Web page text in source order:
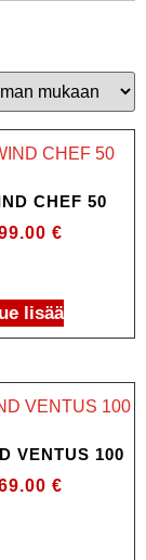
CHEF 50
€
lisää
VENTUS 100
€